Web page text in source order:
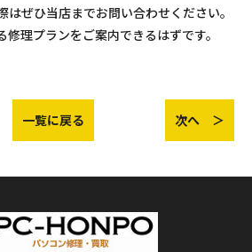
ぜひ当店までお問い合わせください。
修理プランをご案内できるはずです。
一覧に戻る 次へ ＞